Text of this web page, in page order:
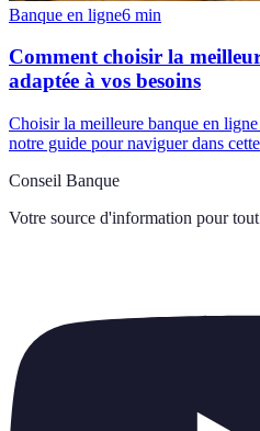
Banque en ligne6 min
Comment choisir la
adaptée à vos besoins
Choisir la meilleure banque en
notre guide pour naviguer dans
Conseil Banque
Votre source d'information pour